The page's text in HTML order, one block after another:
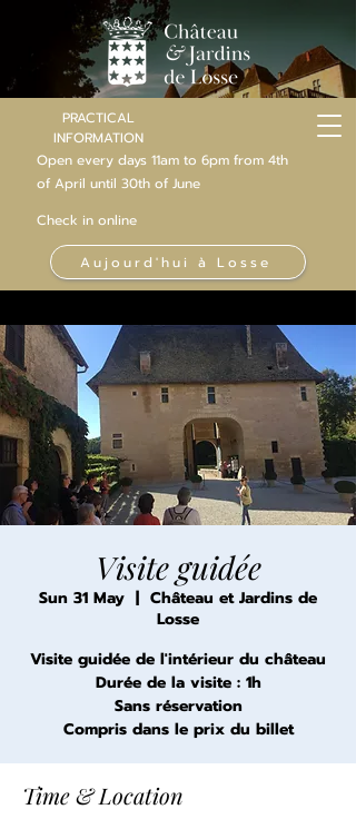
PRACTICAL
INFORMATION
Open every days 11am to 6pm from 4th
of April until 30th of June
Check in online
Aujourd'hui à Losse
Visite guidée
Sun 31 May
  |
Château et Jardins de
Losse
Visite guidée de l'intérieur du château
Durée de la visite : 1h
Sans réservation
Compris dans le prix du billet
Time & Location